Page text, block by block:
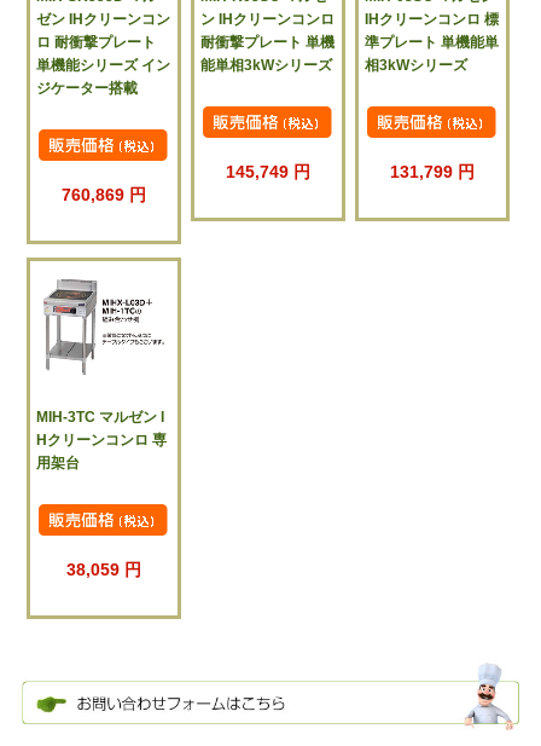
ゼン IHクリーンコン
ロ 耐衝撃プレート
単機能シリーズ イン
ジケーター搭載
760,869 円
ン IHクリーンコンロ
耐衝撃プレート 単機
能単相3kWシリーズ
145,749 円
IHクリーンコンロ 標
準プレート 単機能単
相3kWシリーズ
131,799 円
MIH-3TC マルゼン I
Hクリーンコンロ 専
用架台
38,059 円